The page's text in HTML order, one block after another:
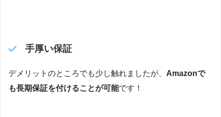
手厚い保証
デメリットのところでも少し触れましたが、 Amazonで
も長期保証を付けることが可能です！